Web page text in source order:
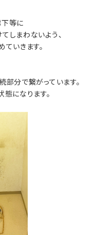
等に
しまわないよう、
いきます。
分で繋がっています。
になります。